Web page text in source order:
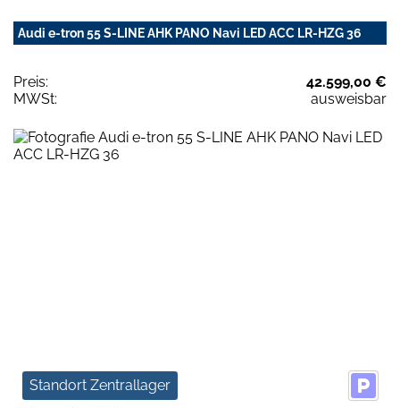
Audi e-tron 55 S-LINE AHK PANO Navi LED ACC LR-HZG 36
Preis:
42.599,00 €
MWSt:
ausweisbar
Standort Zentrallager